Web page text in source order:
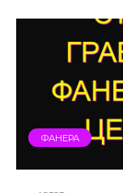
ФАНЕРА